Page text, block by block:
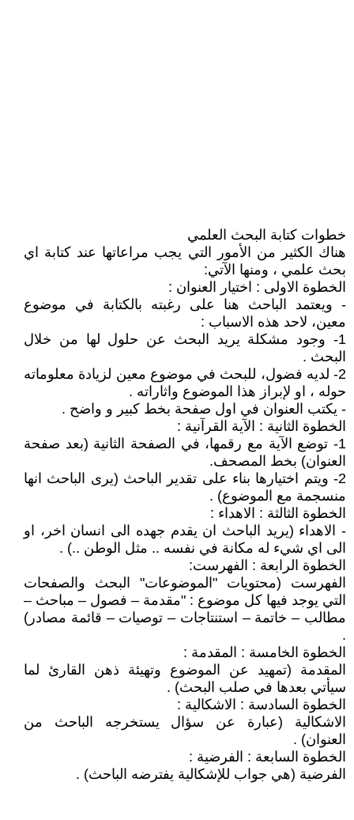
خطوات كتابة البحث العلمي
هناك الكثير من الأمور التي يجب مراعاتها عند كتابة اي
بحث علمي ، ومنها الآتي:
الخطوة الاولى : اختيار العنوان :
- ويعتمد الباحث هنا على رغبته بالكتابة في موضوع
معين، لاحد هذه الاسباب :
1- وجود مشكلة يريد البحث عن حلول لها من خلال
البحث .
2- لديه فضول، للبحث في موضوع معين لزيادة معلوماته
حوله ، او لإبراز هذا الموضوع واثاراته .
- يكتب العنوان في اول صفحة بخط كبير و واضح .
الخطوة الثانية : الآية القرآنية :
1- توضع الآية مع رقمها، في الصفحة الثانية (بعد صفحة
العنوان) بخط المصحف.
2- ويتم اختيارها بناء على تقدير الباحث (يرى الباحث انها
منسجمة مع الموضوع) .
الخطوة الثالثة : الاهداء :
- الاهداء (يريد الباحث ان يقدم جهده الى انسان اخر، او
الى اي شيء له مكانة في نفسه .. مثل الوطن ..) .
الخطوة الرابعة : الفهرست:
الفهرست (محتويات "الموضوعات" البحث والصفحات
التي يوجد فيها كل موضوع : "مقدمة – فصول – مباحث –
مطالب – خاتمة – استنتاجات – توصيات – قائمة مصادر)
.
الخطوة الخامسة : المقدمة :
المقدمة (تمهيد عن الموضوع وتهيئة ذهن القارئ لما
سيأتي بعدها في صلب البحث) .
الخطوة السادسة : الاشكالية :
الاشكالية (عبارة عن سؤال يستخرجه الباحث من
العنوان) .
الخطوة السابعة : الفرضية :
الفرضية (هي جواب للإشكالية يفترضه الباحث) .